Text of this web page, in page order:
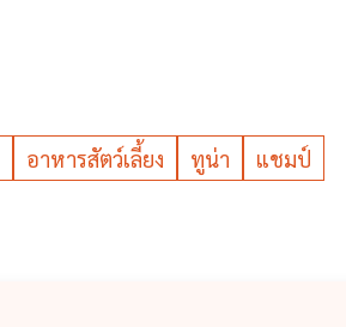
อาหารสัตว์เลี้ยง ทูน่า
แชมป์